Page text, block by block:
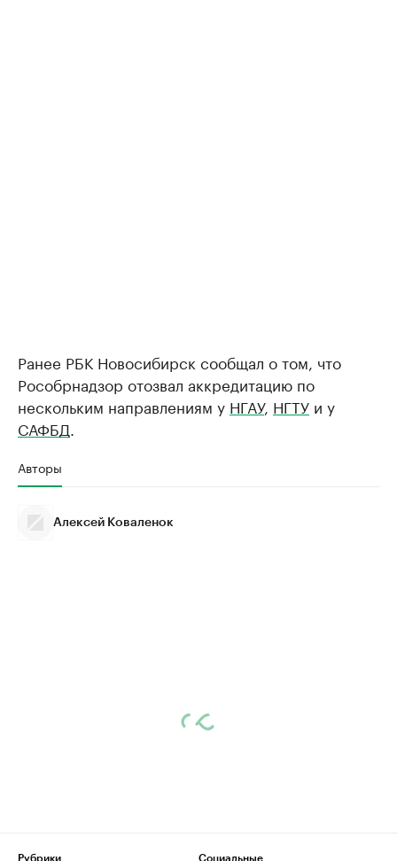
Ранее РБК Новосибирск сообщал о том, что
Рособрнадзор отозвал аккредитацию по
нескольким направлениям у НГАУ, НГТУ и у
САФБД
Авторы
Алексей Коваленок
Рубрики
Социальные